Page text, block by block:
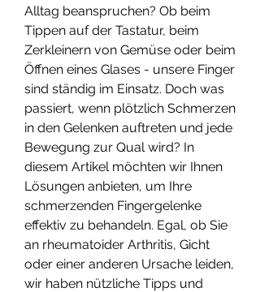
Alltag beanspruchen? Ob beim
Tippen auf der Tastatur, beim
Zerkleinern von Gemüse oder beim
Öffnen eines Glases - unsere Finger
sind ständig im Einsatz. Doch was
passiert, wenn plötzlich Schmerzen
in den Gelenken auftreten und jede
Bewegung zur Qual wird? In
diesem Artikel möchten wir Ihnen
Lösungen anbieten, um Ihre
schmerzenden Fingergelenke
effektiv zu behandeln. Egal, ob Sie
an rheumatoider Arthritis, Gicht
oder einer anderen Ursache leiden,
wir haben nützliche Tipps und